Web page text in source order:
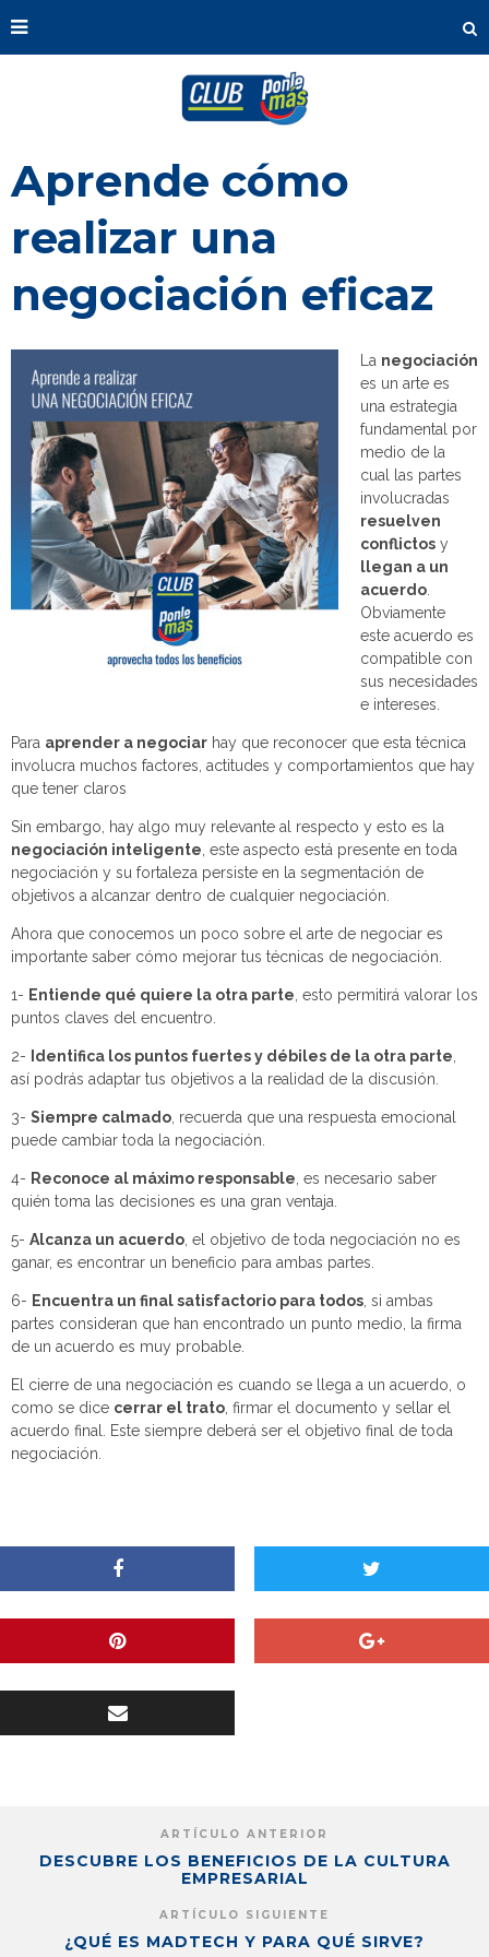
Aprende cómo
realizar una
negociación eficaz
La negociación
es un arte es
una estrategia
fundamental por
medio de la
cual las partes
involucradas
resuelven
conflictos y
llegan a un
acuerdo
Obviamente
este acuerdo es
compatible con
sus necesidades
e intereses.
Para aprender a negociar hay que reconocer que esta técnica
involucra muchos factores, actitudes y comportamientos que hay
que tener claros
Sin embargo, hay algo muy relevante al respecto y esto es la
negociación inteligente , este aspecto está presente en toda
negociación y su fortaleza persiste en la segmentación de
objetivos a alcanzar dentro de cualquier negociación.
Ahora que conocemos un poco sobre el arte de negociar es
importante saber cómo mejorar tus técnicas de negociación.
1- Entiende qué quiere la otra parte , esto permitirá valorar los
puntos claves del encuentro.
2- Identifica los puntos fuertes y débiles de la otra parte
así podrás adaptar tus objetivos a la realidad de la discusión.
3- Siempre calmado , recuerda que una respuesta emocional
puede cambiar toda la negociación.
4- Reconoce al máximo responsable , es necesario saber
quién toma las decisiones es una gran ventaja.
5- Alcanza un acuerdo , el objetivo de toda negociación no es
ganar, es encontrar un beneficio para ambas partes.
6- Encuentra un final satisfactorio para todos , si ambas
partes consideran que han encontrado un punto medio, la firma
de un acuerdo es muy probable.
El cierre de una negociación es cuando se llega a un acuerdo, o
como se dice cerrar el trato , firmar el documento y sellar el
acuerdo final. Este siempre deberá ser el objetivo final de toda
negociación.
ARTÍCULO ANTERIOR
DESCUBRE LOS BENEFICIOS DE LA CULTURA
EMPRESARIAL
ARTÍCULO SIGUIENTE
¿QUÉ ES MADTECH Y PARA QUÉ SIRVE?